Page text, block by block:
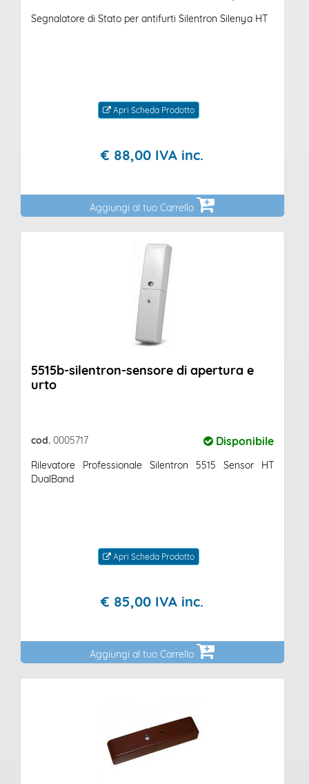
Segnalatore di Stato per antifurti Silentron Silenya HT
Apri Scheda Prodotto
€ 88,00 IVA inc.
Aggiungi al tuo Carrello
5515b-silentron-sensore di apertura e
urto
cod.0005717 Disponibile
Rilevatore Professionale Silentron 5515 Sensor HT
DualBand
Apri Scheda Prodotto
€ 85,00 IVA inc.
Aggiungi al tuo Carrello